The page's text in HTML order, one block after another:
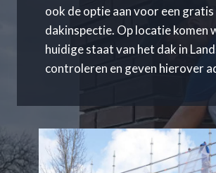
ook de optie aan voor een gratis
dakinspectie. Op locatie komen
huidige staat van het dak in
controleren en geven hierover